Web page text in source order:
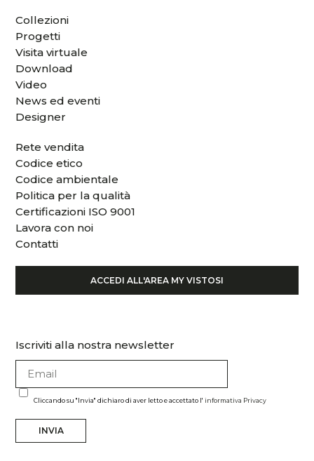
Collezioni
Progetti
Visita virtuale
Download
Video
News ed eventi
Designer
Rete vendita
Codice etico
Codice ambientale
Politica per la qualità
Certificazioni ISO 9001
Lavora con noi
Contatti
ACCEDI ALL'AREA MY VISTOSI
Iscriviti alla nostra newsletter
Cliccando su "Invia" dichiaro di aver letto e accettato l'informativa Privacy
INVIA